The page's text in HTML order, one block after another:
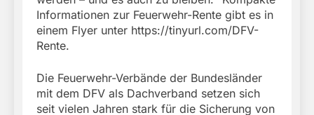
Informationen zur Feuerwehr-Rente gibt es in
einem Flyer unter https://tinyurl.com/DFV-
Rente.
Die Feuerwehr-Verbände der Bundesländer
mit dem DFV als Dachverband setzen sich
seit vielen Jahren stark für die Sicherung von